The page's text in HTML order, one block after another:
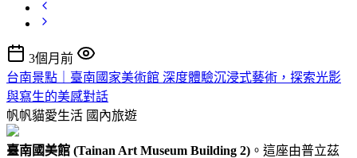
3個月前
台南景點｜臺南國家美術館 深度體驗沉浸式藝術，探索光影
與寫生的美感對話
帆帆貓愛生活 國內旅遊
臺南國美館 (Tainan Art Museum Building 2) 。這座由普立茲